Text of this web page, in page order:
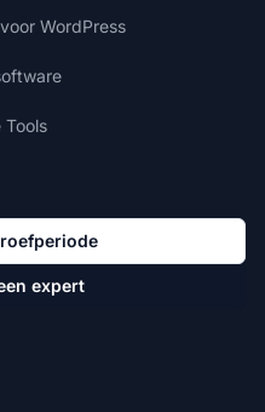
WordPress
Tools
expert